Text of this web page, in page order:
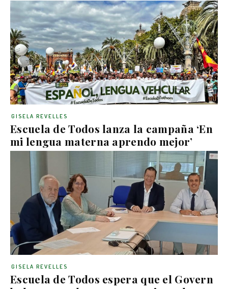
Escuela de Todos lanza la campaña ‘En
mi lengua materna aprendo mejor’
GISELA REVELLES
Escuela de Todos espera que el Govern
GISELA REVELLES